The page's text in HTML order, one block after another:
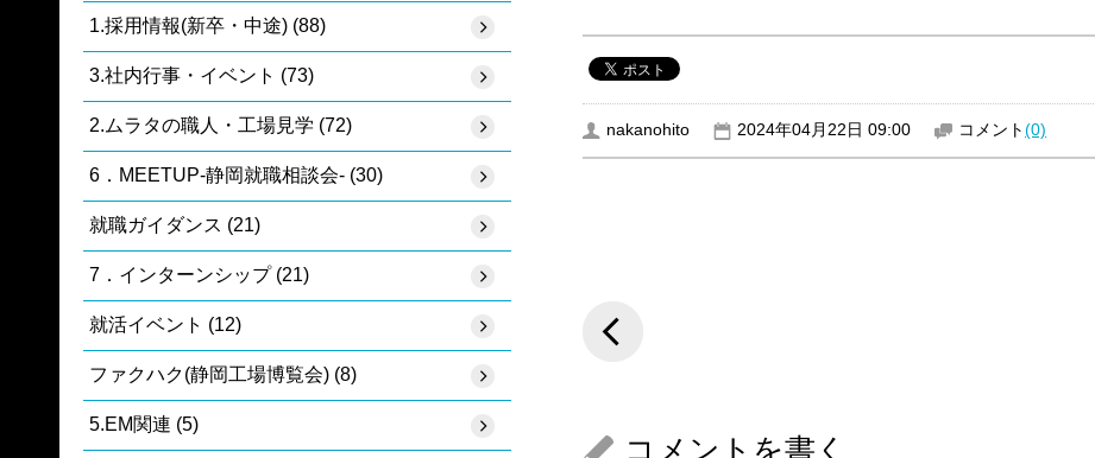
nakanohito 2024年04月22日 09:00 コメント(0)
コメントを書く
1.採用情報(新卒・中途) (88)
3.社内行事・イベント (73)
2.ムラタの職人・工場見学 (72)
6．MEETUP-静岡就職相談会- (30)
就職ガイダンス (21)
7．インターンシップ (21)
就活イベント (12)
ファクハク(静岡工場博覧会) (8)
5.EM関連 (5)